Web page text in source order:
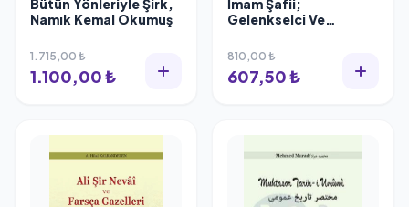
Bütün Yönleriyle Şirk,
Namık Kemal Okumuş
1.715,00 ₺
1.100,00 ₺
İmam Şafii;
Gelenkselci Ve
Paradigmalar
Kıskacında, Araştırma
Yayınları
810,00 ₺
607,50 ₺